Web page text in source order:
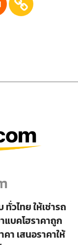
วไทย ให้เช่ารถ
แบคโฮราคาถูก
า เสนอราคาให้